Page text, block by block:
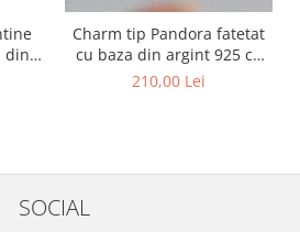
din
Charm tip Pandora fatetat
cu baza din argint 925 cu
lapte matern si foita
210,00 Lei
SOCIAL